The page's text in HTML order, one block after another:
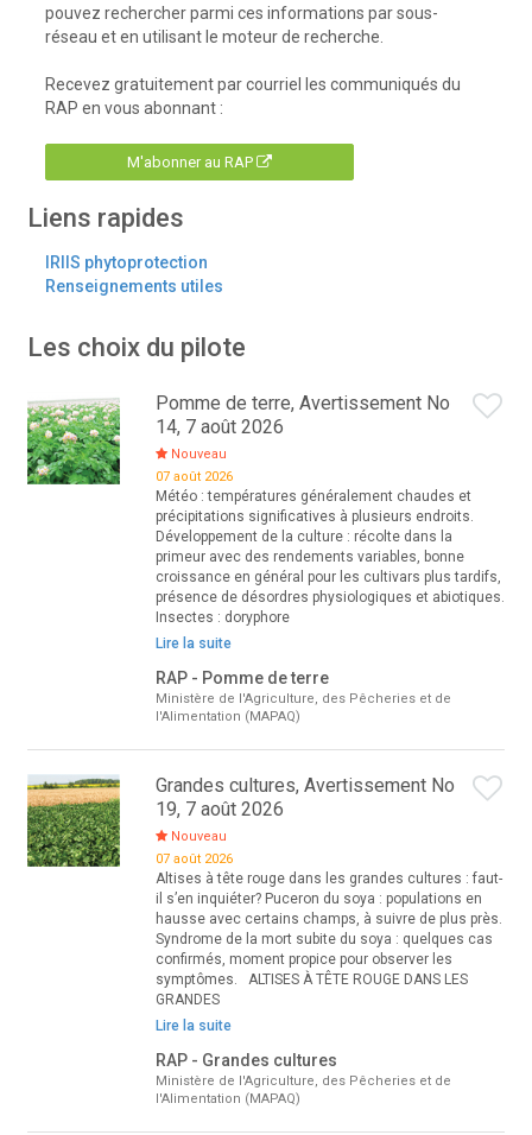
pouvez rechercher parmi ces informations par sous-
réseau et en utilisant le moteur de recherche.
Recevez gratuitement par courriel les communiqués du
RAP en vous abonnant :
M'abonner au RAP
Liens rapides
IRIIS phytoprotection
Renseignements utiles
Les choix du pilote
Pomme de terre, Avertissement No
14, 7 août 2026
Nouveau
07 août 2026
Météo : températures généralement chaudes et
précipitations significatives à plusieurs endroits.
Développement de la culture : récolte dans la
primeur avec des rendements variables, bonne
croissance en général pour les cultivars plus tardifs,
présence de désordres physiologiques et abiotiques.
Insectes : doryphore
Lire la suite
RAP - Pomme de terre
Ministère de l'Agriculture, des Pêcheries et de
l'Alimentation (MAPAQ)
Grandes cultures, Avertissement No
19, 7 août 2026
Nouveau
07 août 2026
Altises à tête rouge dans les grandes cultures : faut-
il s’en inquiéter? Puceron du soya : populations en
hausse avec certains champs, à suivre de plus près.
Syndrome de la mort subite du soya : quelques cas
confirmés, moment propice pour observer les
symptômes. ALTISES À TÊTE ROUGE DANS LES
GRANDES
Lire la suite
RAP - Grandes cultures
Ministère de l'Agriculture, des Pêcheries et de
l'Alimentation (MAPAQ)